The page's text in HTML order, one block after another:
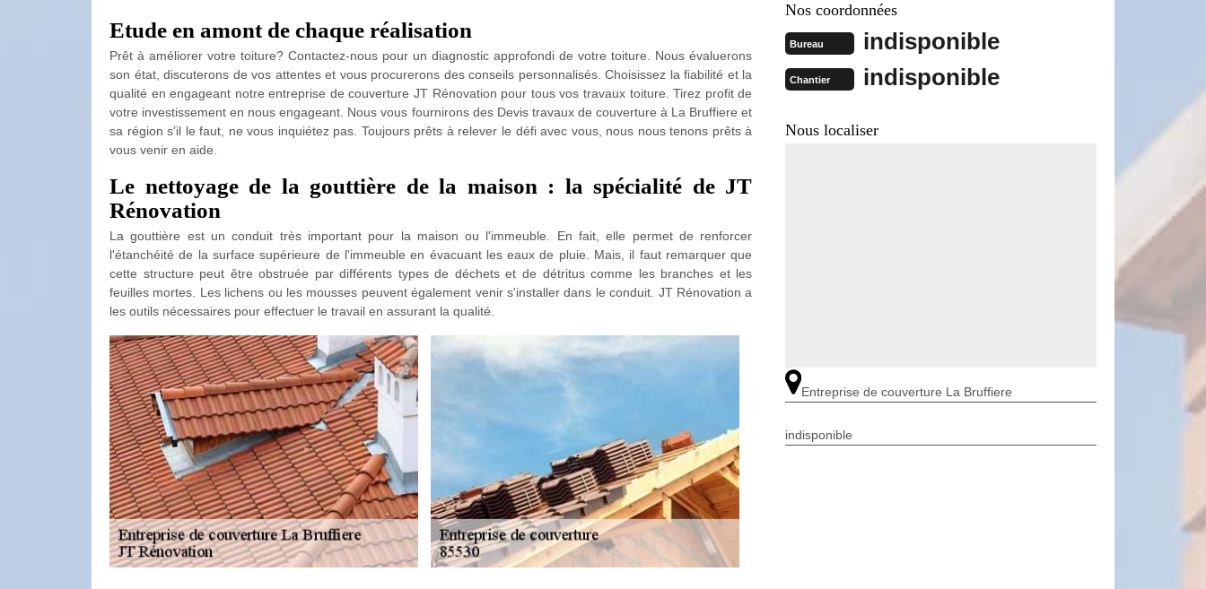
Etude en amont de chaque réalisation
Prêt à améliorer votre toiture? Contactez-nous pour un diagnostic approfondi de votre toiture. Nous évaluerons
son état, discuterons de vos attentes et vous procurerons des conseils personnalisés. Choisissez la fiabilité et la
qualité en engageant notre entreprise de couverture JT Rénovation pour tous vos travaux toiture. Tirez profit de
votre investissement en nous engageant. Nous vous fournirons des Devis travaux de couverture à La Bruffiere et
sa région s’il le faut, ne vous inquiétez pas. Toujours prêts à relever le défi avec vous, nous nous tenons prêts à
vous venir en aide.
Le nettoyage de la gouttière de la maison : la spécialité de JT
Rénovation
La gouttière est un conduit très important pour la maison ou l'immeuble. En fait, elle permet de renforcer
l'étanchéité de la surface supérieure de l'immeuble en évacuant les eaux de pluie. Mais, il faut remarquer que
cette structure peut être obstruée par différents types de déchets et de détritus comme les branches et les
feuilles mortes. Les lichens ou les mousses peuvent également venir s'installer dans le conduit. JT Rénovation a
les outils nécessaires pour effectuer le travail en assurant la qualité.
Nos coordonnées
Bureau indisponible
Chantier indisponible
Nous localiser
Entreprise de couverture La Bruffiere
indisponible